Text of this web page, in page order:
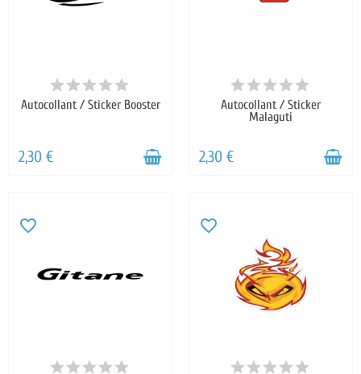
Autocollant / Sticker Booster
2,30 €
Autocollant / Sticker
Malaguti
2,30 €
favorite_border favorite_border